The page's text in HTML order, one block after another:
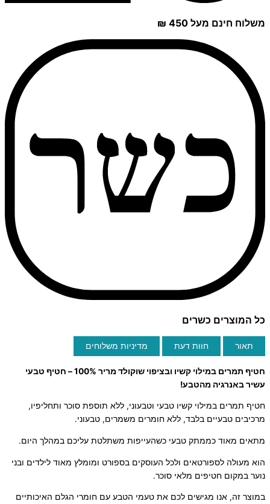
משלוח חינם מעל 450 ₪
כל המוצרים כשרים
תאור חוות דעת מדיניות משלוחים
חטיף תמרים במילוי קשיו ובציפוי שוקולד מריר 100% – חטיף טבעי
עשיר באנרגיה מהטבע!
חטיף תמרים במילוי קשיו טבעי וטבעוני, ללא תוספת סוכר ותחליפיו,
מרכיבים טבעיים בלבד, ללא חומרים משמרים, טבעוני.
מתאים מאוד כממתק טבעי כשהעייפות משתלטת עליכם במהלך היום.
הוא מעולה לספורטאים ולכל העוסקים בספורט ומומלץ מאוד לילדים ובני
נוער במקום חטיפים מלאי סוכר.
במוצר זה, אנו מגישים לכם את טעמי הטבע עם חומרי הגלם האיכותיים